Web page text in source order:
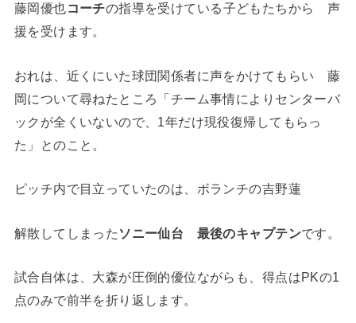
藤岡優也コーチの指導を受けている子どもたちから 声
援を受けます。
おれは、近くにいた球団関係者に声をかけてもらい 藤
岡について尋ねたところ「チーム事情によりセンターバ
ックが全くいないので、1年だけ現役復帰してもらっ
た」とのこと。
ピッチ内で目立っていたのは、ボランチの吉野蓮
解散してしまった ソニー仙台 最後のキャプテンです。
試合自体は、大森が圧倒的優位ながらも、得点はPKの1
点のみで前半を折り返します。